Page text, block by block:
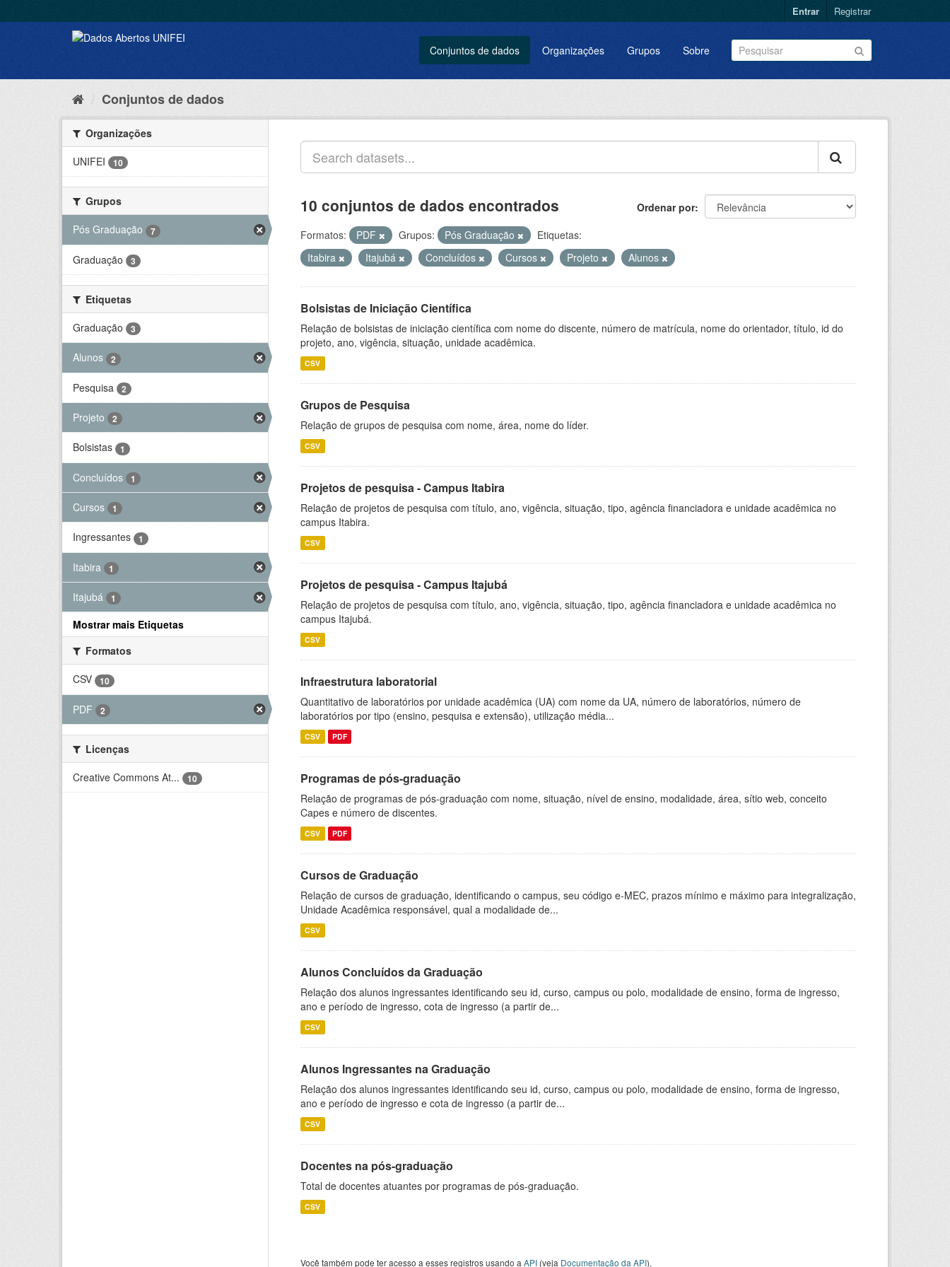
Entrar Registrar
Conjuntos de dados Organizações Grupos Sobre
Conjuntos de dados
Organizações
UNIFEI
10
Grupos
Pós Graduação
7
Graduação 3
Etiquetas
Graduação
3
Alunos 2
Pesquisa 2
Projeto 2
Bolsistas 1
Concluídos 1
Cursos 1
Ingressantes 1
Itabira 1
Itajubá 1
Mostrar mais Etiquetas
Formatos
CSV
10
PDF 2
Licenças
Creative Commons At...
10
Ordenar por
10 conjuntos de dados encontrados
Formatos: PDF Grupos: Pós Graduação
Etiquetas:
Itabira
Itajubá Concluídos Cursos Projeto Alunos
Bolsistas de Iniciação Científica
Relação de bolsistas de iniciação científica com nome do discente, número de matrícula, nome do orientador, título, id do
projeto, ano, vigência, situação, unidade acadêmica.
CSV
Grupos de Pesquisa
Relação de grupos de pesquisa com nome, área, nome do líder.
CSV
Projetos de pesquisa - Campus Itabira
Relação de projetos de pesquisa com título, ano, vigência, situação, tipo, agência financiadora e unidade acadêmica no
campus Itabira.
CSV
Projetos de pesquisa - Campus Itajubá
Relação de projetos de pesquisa com título, ano, vigência, situação, tipo, agência financiadora e unidade acadêmica no
campus Itajubá.
CSV
Infraestrutura laboratorial
Quantitativo de laboratórios por unidade acadêmica (UA) com nome da UA, número de laboratórios, número de
laboratórios por tipo (ensino, pesquisa e extensão), utilização média...
CSV PDF
Programas de pós-graduação
Relação de programas de pós-graduação com nome, situação, nível de ensino, modalidade, área, sítio web, conceito
Capes e número de discentes.
CSV PDF
Cursos de Graduação
Relação de cursos de graduação, identificando o campus, seu código e-MEC, prazos mínimo e máximo para integralização,
Unidade Acadêmica responsável, qual a modalidade de...
CSV
Alunos Concluídos da Graduação
Relação dos alunos ingressantes identificando seu id, curso, campus ou polo, modalidade de ensino, forma de ingresso,
ano e período de ingresso, cota de ingresso (a partir de...
CSV
Alunos Ingressantes na Graduação
Relação dos alunos ingressantes identificando seu id, curso, campus ou polo, modalidade de ensino, forma de ingresso,
ano e período de ingresso e cota de ingresso (a partir de...
CSV
Docentes na pós-graduação
Total de docentes atuantes por programas de pós-graduação.
CSV
Você também pode ter acesso a esses registros usando a API (veja Documentação da API).